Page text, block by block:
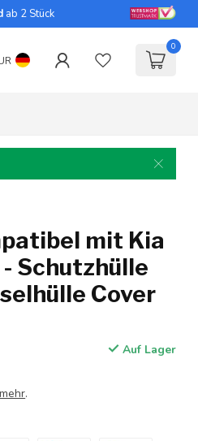
ab 2 Stück
0
mit Kia
Schutzhülle
Cover
Auf Lager
.